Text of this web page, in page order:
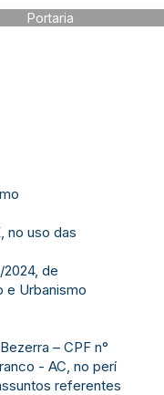
Portaria
no uso das
de
e Urbanismo
– CPF n°
- AC, no perí
referentes